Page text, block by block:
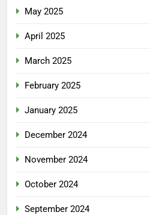
May 2025
April 2025
March 2025
February 2025
January 2025
December 2024
November 2024
October 2024
September 2024